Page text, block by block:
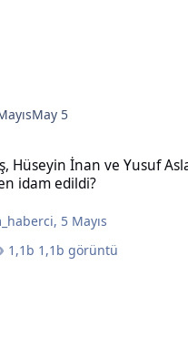
May 5
Hüseyin İnan ve Yusuf
idam edildi?
, 5 Mayıs
1,1b görüntü